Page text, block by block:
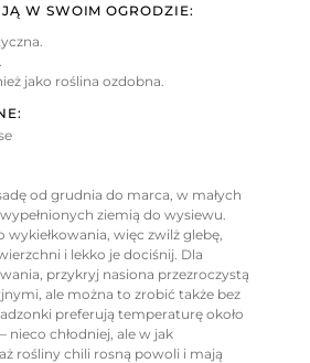
W SWOIM OGRODZIE:
jako roślina ozdobna.
od grudnia do marca, w małych
ziemią do wysiewu.
wykiełkowania, więc zwilż glebę,
i lekko je dociśnij. Dla
przykryj nasiona przezroczystą
ale można to zrobić także bez
preferują temperaturę około
nieco chłodniej, ale w jak
rośliny chili rosną powoli i mają